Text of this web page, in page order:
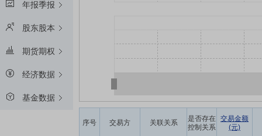
年报季报
股东股本
期货期权
经济数据
基金数据
序号 交易方 关联关系
是否存在
控制关系
交易金额
(元)